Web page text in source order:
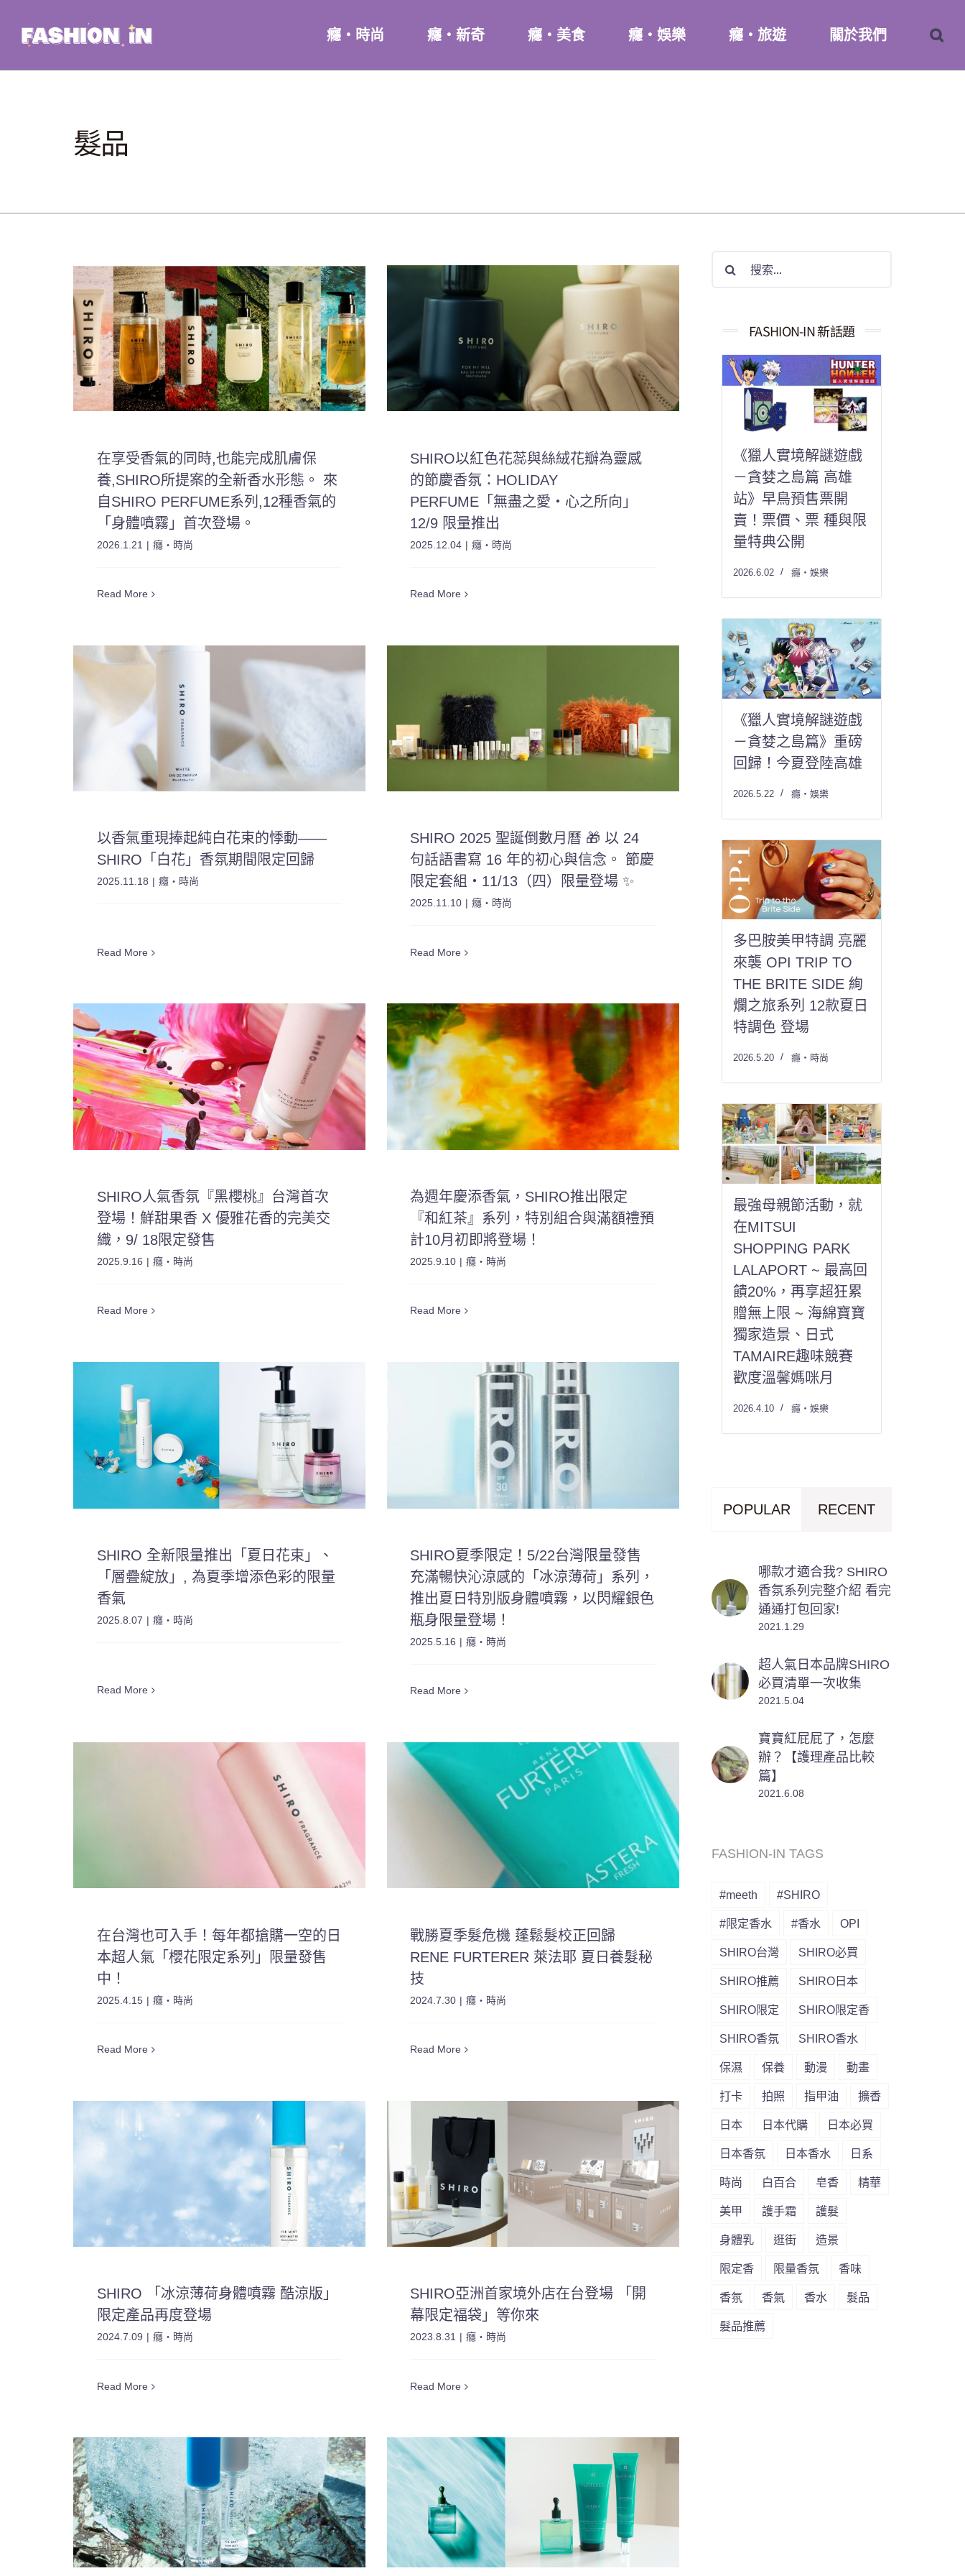
癮・時尚 癮・新奇 癮・美食 癮・娛樂 癮・旅遊 關於我們
髮品
在享受香氣的同時,也能完成肌膚保
養,SHIRO所提案的全新香水形態。 來
自SHIRO PERFUME系列,12種香氣的
「身體噴霧」首次登場。
2026.1.21 | 癮・時尚
Read More
SHIRO以紅色花蕊與絲絨花瓣為靈感
的節慶香氛：HOLIDAY
PERFUME「無盡之愛・心之所向」
12/9 限量推出
2025.12.04 | 癮・時尚
Read More
以香氣重現捧起純白花束的悸動——
SHIRO「白花」香氛期間限定回歸
2025.11.18 | 癮・時尚
Read More
SHIRO 2025 聖誕倒數月曆 🎁 以 24
句話語書寫 16 年的初心與信念。 節慶
限定套組・11/13（四）限量登場 ✨
2025.11.10 | 癮・時尚
Read More
SHIRO人氣香氛『黑櫻桃』台灣首次
登場！鮮甜果香 X 優雅花香的完美交
織，9/ 18限定發售
2025.9.16 | 癮・時尚
Read More
為週年慶添香氣，SHIRO推出限定
『和紅茶』系列，特別組合與滿額禮預
計10月初即將登場！
2025.9.10 | 癮・時尚
Read More
SHIRO 全新限量推出「夏日花束」、
「層疊綻放」, 為夏季增添色彩的限量
香氣
2025.8.07 | 癮・時尚
Read More
SHIRO夏季限定！5/22台灣限量發售
充滿暢快沁涼感的「冰涼薄荷」系列，
推出夏日特別版身體噴霧，以閃耀銀色
瓶身限量登場！
2025.5.16 | 癮・時尚
Read More
在台灣也可入手！每年都搶購一空的日
本超人氣「櫻花限定系列」限量發售
中！
2025.4.15 | 癮・時尚
Read More
戰勝夏季髮危機 蓬鬆髮校正回歸
RENE FURTERER 萊法耶 夏日養髮秘
技
2024.7.30 | 癮・時尚
Read More
SHIRO 「冰涼薄荷身體噴霧 酷涼版」
限定產品再度登場
2024.7.09 | 癮・時尚
Read More
SHIRO亞洲首家境外店在台登場 「開
幕限定福袋」等你來
2023.8.31 | 癮・時尚
Read More
果：
FASHION-IN 新話題
《獵人實境解謎遊戲
－貪婪之島篇 高雄
站》早鳥預售票開
賣！票價、票 種與限
量特典公開
2026.6.02 癮・娛樂
《獵人實境解謎遊戲
－貪婪之島篇》重磅
回歸！今夏登陸高雄
2026.5.22 癮・娛樂
多巴胺美甲特調 亮麗
來襲 OPI TRIP TO
THE BRITE SIDE 絢
爛之旅系列 12款夏日
特調色 登場
2026.5.20 癮・時尚
最強母親節活動，就
在MITSUI
SHOPPING PARK
LALAPORT ~ 最高回
饋20%，再享超狂累
贈無上限 ~ 海綿寶寶
獨家造景、日式
TAMAIRE趣味競賽
歡度溫馨媽咪月
2026.4.10 癮・娛樂
POPULAR RECENT
哪款才適合我? SHIRO
香氛系列完整介紹 看完
通通打包回家!
2021.1.29
超人氣日本品牌SHIRO
必買清單一次收集
2021.5.04
寶寶紅屁屁了，怎麼
辦？【護理產品比較
篇】
2021.6.08
FASHION-IN TAGS
#meeth #SHIRO
#限定香水 #香水 OPI
SHIRO台灣 SHIRO必買
SHIRO推薦 SHIRO日本
SHIRO限定 SHIRO限定香
SHIRO香氛 SHIRO香水
保濕 保養 動漫 動畫
打卡 拍照 指甲油 擴香
日本 日本代購 日本必買
日本香氛 日本香水 日系
時尚 白百合 皂香 精華
美甲 護手霜 護髮
身體乳 逛街 造景
限定香 限量香氛 香味
香氛 香氣 香水 髮品
髮品推薦